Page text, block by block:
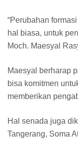
“Perubahan
hal biasa, untuk
Moch. Maesyal
Maesyal berharap
bisa komitmen
memberikan
Hal senada juga
Tangerang, Soma